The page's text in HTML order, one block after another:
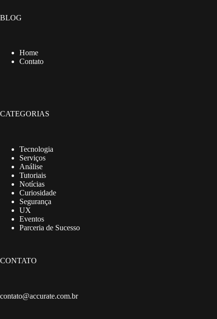
BLOG
Home
Contato
CATEGORIAS
Tecnologia
Serviços
Análise
Tutoriais
Notícias
Curiosidade
Segurança
UX
Eventos
Parceria de Sucesso
CONTATO
contato@accurate.com.br